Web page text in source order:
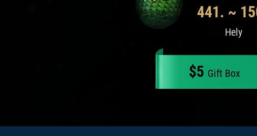
441. ~
Hely
$5 Gift Box